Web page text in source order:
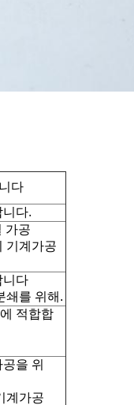
다
다.
가공
기계가공
니다
쇄를 위해.
적합합
을 위
계가공